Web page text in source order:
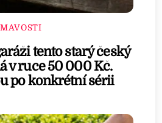
tento starý český
v ruce 50 000 Kč.
po konkrétní sérii